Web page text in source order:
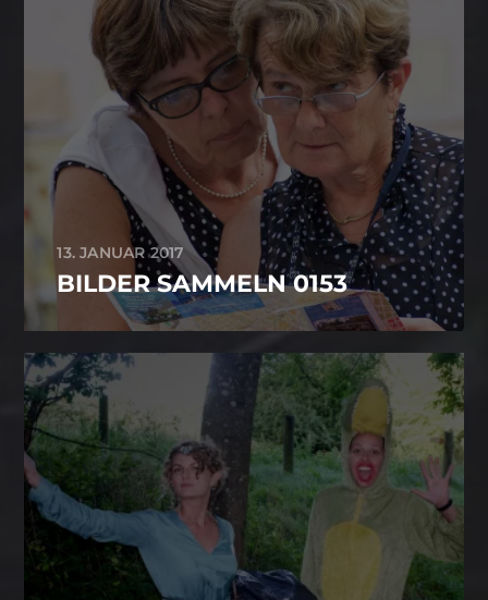
13. JANUAR 2017
BILDER SAMMELN 0153